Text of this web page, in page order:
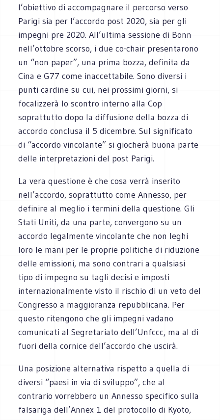
l’obiettivo di accompagnare il percorso verso
Parigi sia per l’accordo post 2020, sia per gli
impegni pre 2020. All’ultima sessione di Bonn
nell’ottobre scorso, i due co-chair presentarono
un “non paper”, una prima bozza, definita da
Cina e G77 come inaccettabile. Sono diversi i
punti cardine su cui, nei prossimi giorni, si
focalizzerà lo scontro interno alla Cop
soprattutto dopo la diffusione della bozza di
accordo conclusa il 5 dicembre. Sul significato
di “accordo vincolante” si giocherà buona parte
delle interpretazioni del post Parigi.
La vera questione è che cosa verrà inserito
nell’accordo, soprattutto come Annesso, per
definire al meglio i termini della questione. Gli
Stati Uniti, da una parte, convergono su un
accordo legalmente vincolante che non leghi
loro le mani per le proprie politiche di riduzione
delle emissioni, ma sono contrari a qualsiasi
tipo di impegno su tagli decisi e imposti
internazionalmente visto il rischio di un veto del
Congresso a maggioranza repubblicana. Per
questo ritengono che gli impegni vadano
comunicati al Segretariato dell’Unfccc, ma al di
fuori della cornice dell’accordo che uscirà.
Una posizione alternativa rispetto a quella di
diversi “paesi in via di sviluppo”, che al
contrario vorrebbero un Annesso specifico sulla
falsariga dell’Annex 1 del protocollo di Kyoto,